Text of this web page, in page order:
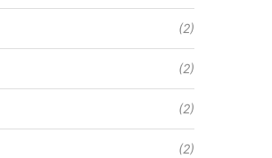
(2)
(2)
(2)
(2)